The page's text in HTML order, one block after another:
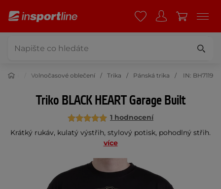
Volnočasové oblečení Trika Pánská trika IN: BH7119
Triko BLACK HEART Garage Built
1 hodnocení
Krátký rukáv, kulatý výstřih, stylový potisk, pohodlný střih.
více